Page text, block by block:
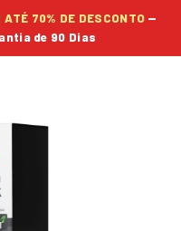
70% DE DESCONTO —
de 90 Dias